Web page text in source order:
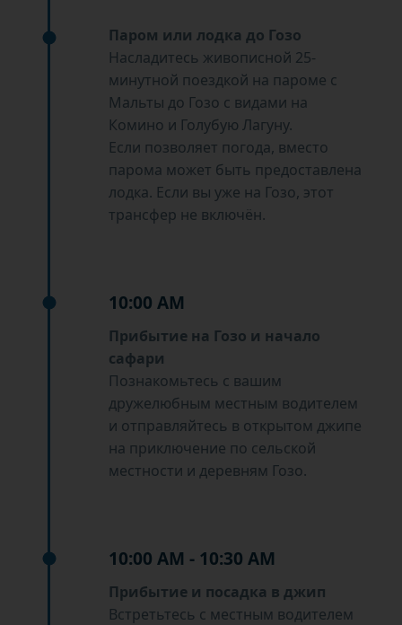
Паром или лодка до Гозо
Насладитесь живописной 25-
минутной поездкой на пароме с
Мальты до Гозо с видами на
Комино и Голубую Лагуну.
Если позволяет погода, вместо
парома может быть предоставлена
лодка. Если вы уже на Гозо, этот
трансфер не включён.
10:00 AM
Прибытие на Гозо и начало
сафари
Познакомьтесь с вашим
дружелюбным местным водителем
и отправляйтесь в открытом джипе
на приключение по сельской
местности и деревням Гозо.
10:00 AM - 10:30 AM
Прибытие и посадка в джип
Встретьтесь с местным водителем